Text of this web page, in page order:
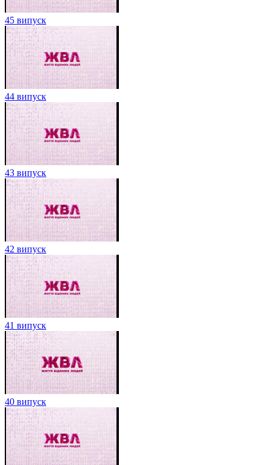
45 випуск
44 випуск
43 випуск
42 випуск
41 випуск
40 випуск